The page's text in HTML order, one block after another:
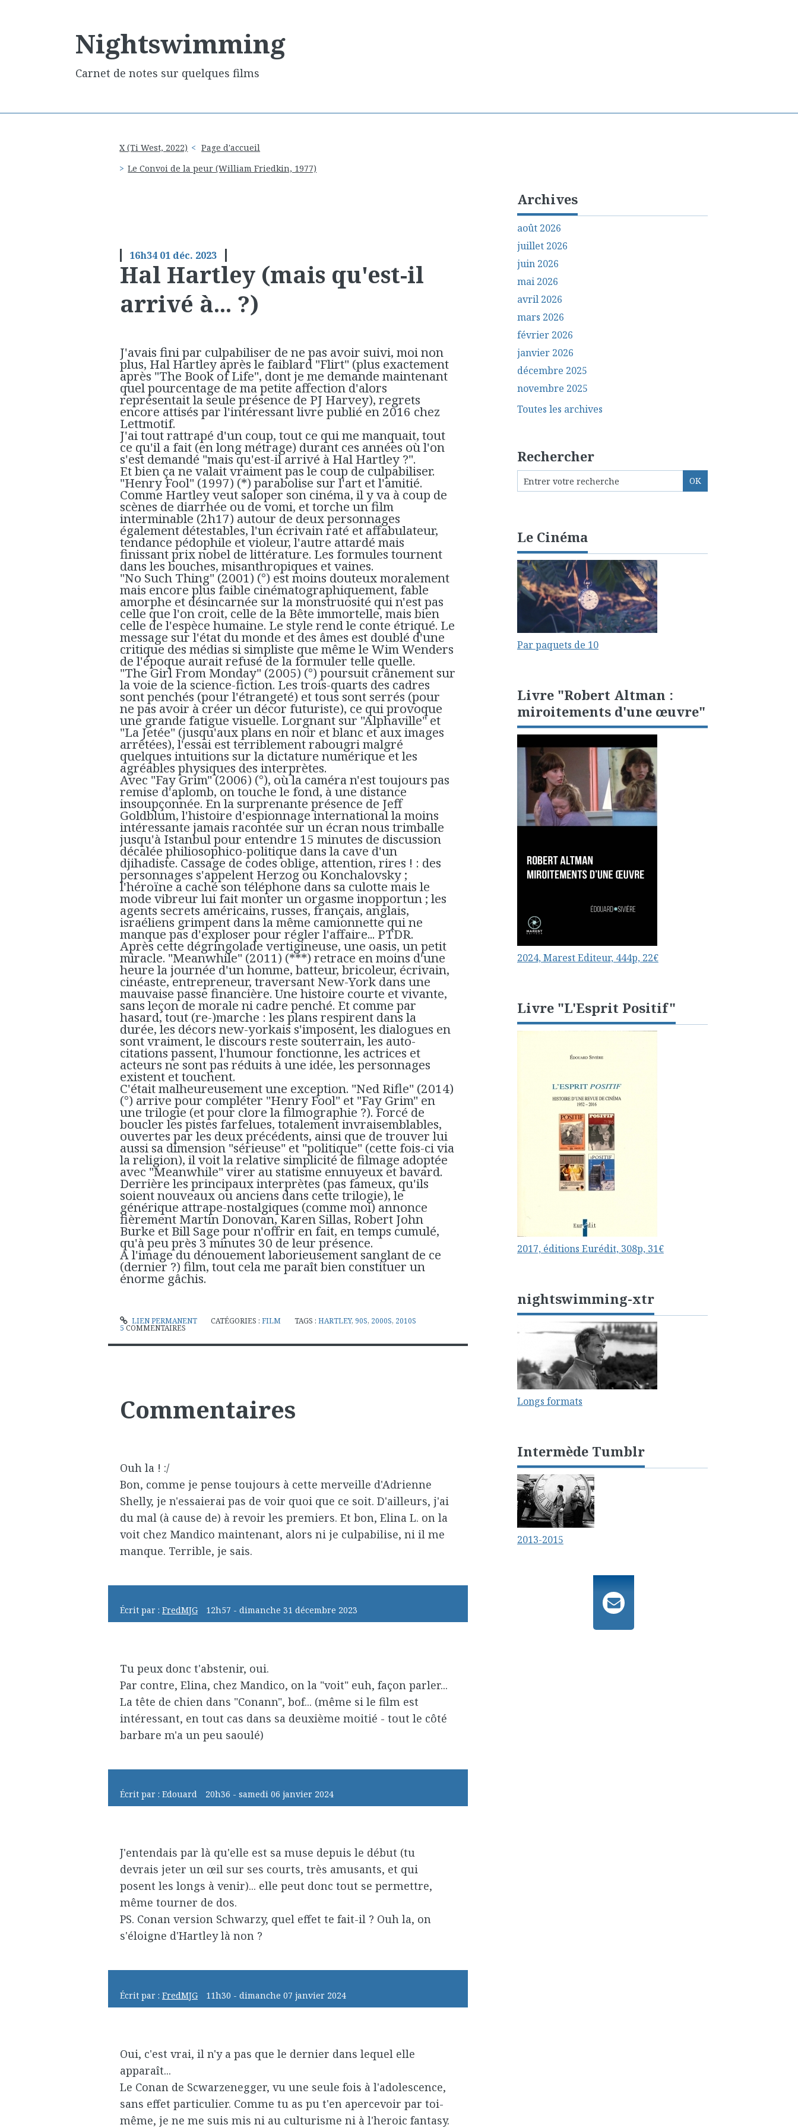
Nightswimming
Carnet de notes sur quelques films
X (Ti West, 2022)
Page d'accueil
Le Convoi de la peur (William Friedkin, 1977)
16h34 01 déc. 2023
Hal Hartley (mais qu'est-il
arrivé à... ?)
J'avais fini par culpabiliser de ne pas avoir suivi, moi non
plus, Hal Hartley après le faiblard "Flirt" (plus exactement
après "The Book of Life", dont je me demande maintenant
quel pourcentage de ma petite affection d'alors
représentait la seule présence de PJ Harvey), regrets
encore attisés par l'intéressant livre publié en 2016 chez
Lettmotif.
J'ai tout rattrapé d'un coup, tout ce qui me manquait, tout
ce qu'il a fait (en long métrage) durant ces années où l'on
s'est demandé "mais qu'est-il arrivé à Hal Hartley ?".
Et bien ça ne valait vraiment pas le coup de culpabiliser.
"Henry Fool" (1997) (*) parabolise sur l'art et l'amitié.
Comme Hartley veut saloper son cinéma, il y va à coup de
scènes de diarrhée ou de vomi, et torche un film
interminable (2h17) autour de deux personnages
également détestables, l'un écrivain raté et affabulateur,
tendance pédophile et violeur, l'autre attardé mais
finissant prix nobel de littérature. Les formules tournent
dans les bouches, misanthropiques et vaines.
"No Such Thing" (2001) (°) est moins douteux moralement
mais encore plus faible cinématographiquement, fable
amorphe et désincarnée sur la monstruosité qui n'est pas
celle que l'on croit, celle de la Bête immortelle, mais bien
celle de l'espèce humaine. Le style rend le conte étriqué. Le
message sur l'état du monde et des âmes est doublé d'une
critique des médias si simpliste que même le Wim Wenders
de l'époque aurait refusé de la formuler telle quelle.
"The Girl From Monday" (2005) (°) poursuit crânement sur
la voie de la science-fiction. Les trois-quarts des cadres
sont penchés (pour l'étrangeté) et tous sont serrés (pour
ne pas avoir à créer un décor futuriste), ce qui provoque
une grande fatigue visuelle. Lorgnant sur "Alphaville" et
"La Jetée" (jusqu'aux plans en noir et blanc et aux images
arrêtées), l'essai est terriblement rabougri malgré
quelques intuitions sur la dictature numérique et les
agréables physiques des interprètes.
Avec "Fay Grim" (2006) (°), où la caméra n'est toujours pas
remise d'aplomb, on touche le fond, à une distance
insoupçonnée. En la surprenante présence de Jeff
Goldblum, l'histoire d'espionnage international la moins
intéressante jamais racontée sur un écran nous trimballe
jusqu'à Istanbul pour entendre 15 minutes de discussion
décalée philiosophico-politique dans la cave d'un
djihadiste. Cassage de codes oblige, attention, rires ! : des
personnages s'appelent Herzog ou Konchalovsky ;
l'héroïne a caché son téléphone dans sa culotte mais le
mode vibreur lui fait monter un orgasme inopportun ; les
agents secrets américains, russes, français, anglais,
israéliens grimpent dans la même camionnette qui ne
manque pas d'exploser pour régler l'affaire... PTDR.
Après cette dégringolade vertigineuse, une oasis, un petit
miracle. "Meanwhile" (2011) (***) retrace en moins d'une
heure la journée d'un homme, batteur, bricoleur, écrivain,
cinéaste, entrepreneur, traversant New-York dans une
mauvaise passe financière. Une histoire courte et vivante,
sans leçon de morale ni cadre penché. Et comme par
hasard, tout (re-)marche : les plans respirent dans la
durée, les décors new-yorkais s'imposent, les dialogues en
sont vraiment, le discours reste souterrain, les auto-
citations passent, l'humour fonctionne, les actrices et
acteurs ne sont pas réduits à une idée, les personnages
existent et touchent.
C'était malheureusement une exception. "Ned Rifle" (2014)
(°) arrive pour compléter "Henry Fool" et "Fay Grim" en
une trilogie (et pour clore la filmographie ?). Forcé de
boucler les pistes farfelues, totalement invraisemblables,
ouvertes par les deux précédents, ainsi que de trouver lui
aussi sa dimension "sérieuse" et "politique" (cette fois-ci via
la religion), il voit la relative simplicité de filmage adoptée
avec "Meanwhile" virer au statisme ennuyeux et bavard.
Derrière les principaux interprètes (pas fameux, qu'ils
soient nouveaux ou anciens dans cette trilogie), le
générique attrape-nostalgiques (comme moi) annonce
fièrement Martin Donovan, Karen Sillas, Robert John
Burke et Bill Sage pour n'offrir en fait, en temps cumulé,
qu'à peu près 3 minutes 30 de leur présence.
A l'image du dénouement laborieusement sanglant de ce
(dernier ?) film, tout cela me paraît bien constituer un
énorme gâchis.
LIEN PERMANENT CATÉGORIES :FILM TAGS :HARTLEY,90S, 2000S, 2010S
5 COMMENTAIRES
Commentaires
Ouh la ! :/
Bon, comme je pense toujours à cette merveille d'Adrienne
Shelly, je n'essaierai pas de voir quoi que ce soit. D'ailleurs, j'ai
du mal (à cause de) à revoir les premiers. Et bon, Elina L. on la
voit chez Mandico maintenant, alors ni je culpabilise, ni il me
manque. Terrible, je sais.
Écrit par : FredMJG 12h57 - dimanche 31 décembre 2023
Tu peux donc t'abstenir, oui.
Par contre, Elina, chez Mandico, on la "voit" euh, façon parler...
La tête de chien dans "Conann", bof... (même si le film est
intéressant, en tout cas dans sa deuxième moitié - tout le côté
barbare m'a un peu saoulé)
Écrit par : Edouard 20h36 - samedi 06 janvier 2024
J'entendais par là qu'elle est sa muse depuis le début (tu
devrais jeter un œil sur ses courts, très amusants, et qui
posent les longs à venir)... elle peut donc tout se permettre,
même tourner de dos.
PS. Conan version Schwarzy, quel effet te fait-il ? Ouh la, on
s'éloigne d'Hartley là non ?
Écrit par : FredMJG 11h30 - dimanche 07 janvier 2024
Oui, c'est vrai, il n'y a pas que le dernier dans lequel elle
apparaît...
Le Conan de Scwarzenegger, vu une seule fois à l'adolescence,
sans effet particulier. Comme tu as pu t'en apercevoir par toi-
même, je ne me suis mis ni au culturisme ni à l'heroic fantasy.
Archives
août 2026
juillet 2026
juin 2026
mai 2026
avril 2026
mars 2026
février 2026
janvier 2026
décembre 2025
novembre 2025
Toutes les archives
Rechercher
Le Cinéma
Par paquets de 10
Livre "Robert Altman :
miroitements d'une œuvre"
2024, Marest Editeur, 444p, 22€
Livre "L'Esprit Positif"
2017, éditions Eurédit, 308p, 31€
nightswimming-xtr
Longs formats
Intermède Tumblr
2013-2015